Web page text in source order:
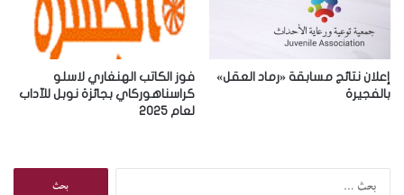
إعلان نتائج مسابقة «رماد العقل»
بالفجيرة
فوز الكاتب الهنغاري لاسلو
كراسناهوركاي بجائزة نوبل للآداب
لعام 2025